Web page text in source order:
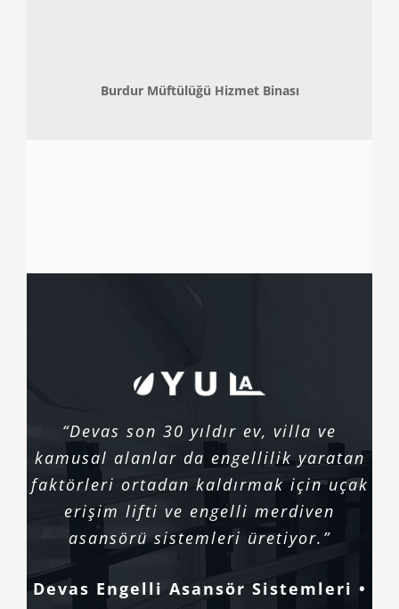
Burdur Müftülüğü Hizmet Binası
“Devas son 30 yıldır ev, villa ve
kamusal alanlar da engellilik yaratan
faktörleri ortadan kaldırmak için uçak
erişim lifti ve engelli merdiven
asansörü sistemleri üretiyor.”
Devas Engelli Asansör Sistemleri •